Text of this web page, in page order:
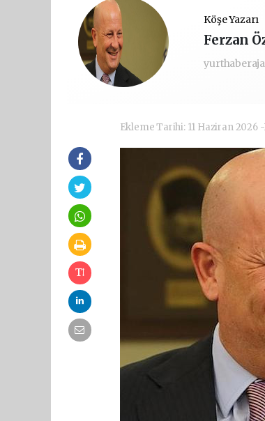
Köşe Yazarı
Ferzan
Ekleme Tarihi: 11 Haziran 2026